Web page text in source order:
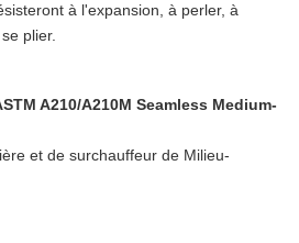
à l'expansion, à perler, à
plier.
A210/A210M Seamless Medium-
et de surchauffeur de Milieu-